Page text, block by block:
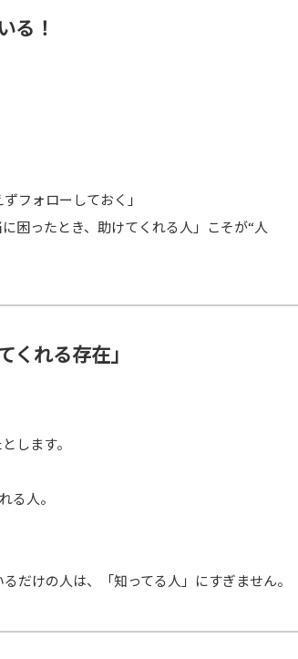
る！
フォローしておく」
困ったとき、助けてくれる人」こそが“人
れる存在」
します。
る人。
だけの人は、「知ってる人」にすぎません。